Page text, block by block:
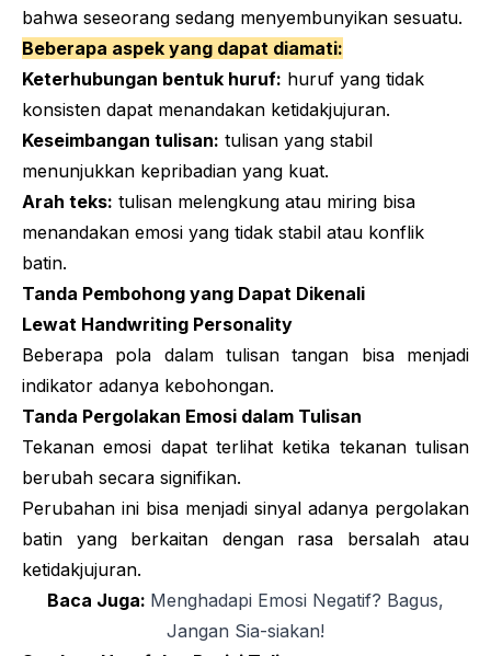
bahwa seseorang sedang menyembunyikan sesuatu.
Beberapa aspek yang dapat diamati:
Keterhubungan bentuk huruf: huruf yang tidak
konsisten dapat menandakan ketidakjujuran.
Keseimbangan tulisan: tulisan yang stabil
menunjukkan kepribadian yang kuat.
Arah teks: tulisan melengkung atau miring bisa
menandakan emosi yang tidak stabil atau konflik
batin.
Tanda Pembohong yang Dapat Dikenali
Lewat Handwriting Personality
Beberapa pola dalam tulisan tangan bisa menjadi
indikator adanya kebohongan.
Tanda Pergolakan Emosi dalam Tulisan
Tekanan emosi dapat terlihat ketika tekanan tulisan
berubah secara signifikan.
Perubahan ini bisa menjadi sinyal adanya pergolakan
batin yang berkaitan dengan rasa bersalah atau
ketidakjujuran.
Baca Juga: Menghadapi Emosi Negatif? Bagus,
Jangan Sia-siakan!